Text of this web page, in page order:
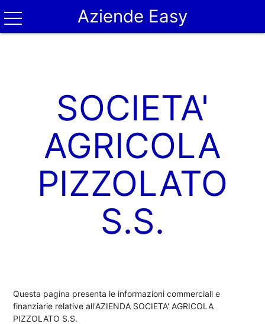
Aziende Easy
SOCIETA'
AGRICOLA
PIZZOLATO
S.S.
Questa pagina presenta le informazioni commerciali e
finanziarie relative all'AZIENDA SOCIETA' AGRICOLA
PIZZOLATO S.S.